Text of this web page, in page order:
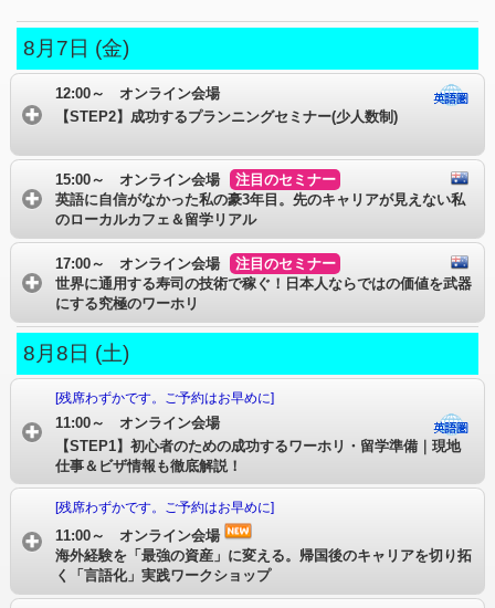
8月7日 (金)
12:00～ オンライン会場
【STEP2】成功するプランニングセミナー(少人数制)
15:00～ オンライン会場
注目のセミナー
英語に自信がなかった私の豪3年目。先のキャリアが見えない私
のローカルカフェ＆留学リアル
17:00～ オンライン会場
注目のセミナー
世界に通用する寿司の技術で稼ぐ！日本人ならではの価値を武器
にする究極のワーホリ
8月8日 (土)
[残席わずかです。ご予約はお早めに]
11:00～ オンライン会場
【STEP1】初心者のための成功するワーホリ・留学準備｜現地
仕事＆ビザ情報も徹底解説！
[残席わずかです。ご予約はお早めに]
11:00～ オンライン会場
海外経験を「最強の資産」に変える。帰国後のキャリアを切り拓
く「言語化」実践ワークショップ